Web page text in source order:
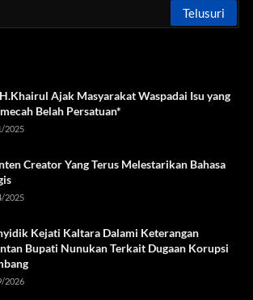
Ajak Masyarakat Waspadai Isu yang
Belah Persatuan*
2025
Creator Yang Terus Melestarikan Bahasa
2025
Kejati Kaltara Dalami Keterangan
Bupati Nunukan Terkait Dugaan Korupsi
2026